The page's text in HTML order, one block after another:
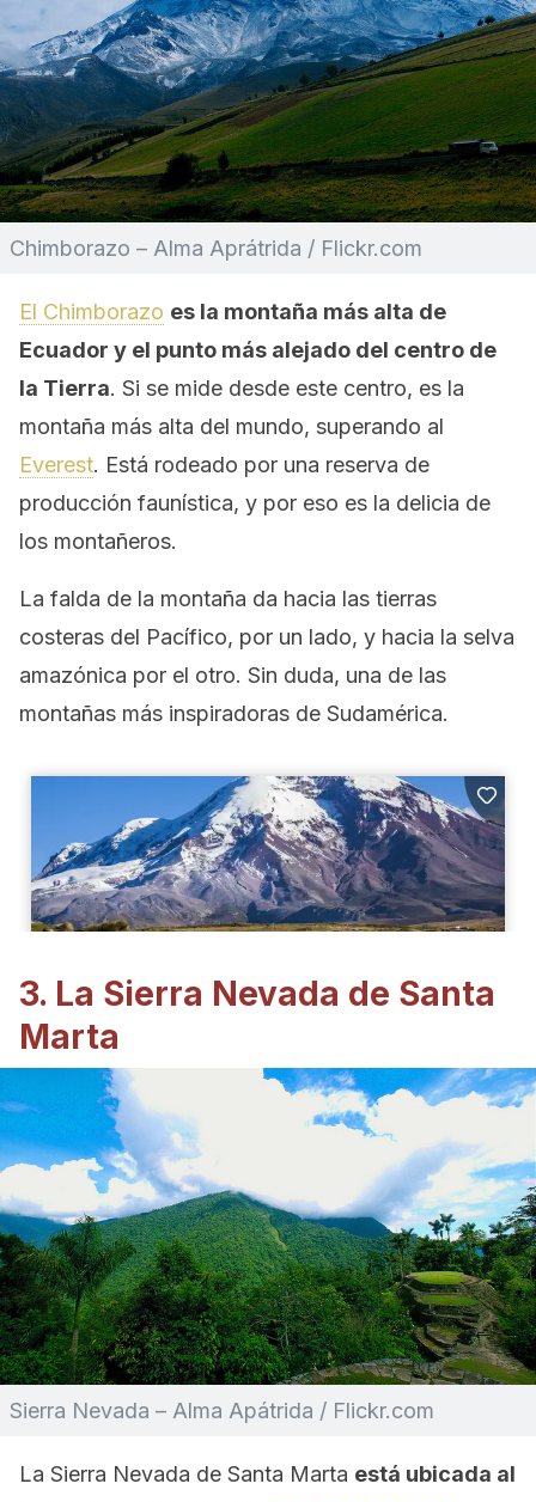
Chimborazo – Alma Aprátrida / Flickr.com
El Chimborazo es la montaña más alta de
Ecuador y el punto más alejado del centro de
la Tierra. Si se mide desde este centro, es la
montaña más alta del mundo, superando al
Everest. Está rodeado por una reserva de
producción faunística, y por eso es la delicia de
los montañeros.
La falda de la montaña da hacia las tierras
costeras del Pacífico, por un lado, y hacia la selva
amazónica por el otro. Sin duda, una de las
montañas más inspiradoras de Sudamérica.
3. La Sierra Nevada de Santa
Marta
Sierra Nevada – Alma Apátrida / Flickr.com
La Sierra Nevada de Santa Marta está ubicada al